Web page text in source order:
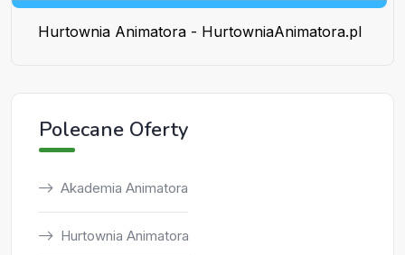
Hurtownia Animatora - HurtowniaAnimatora.pl
Polecane Oferty
Akademia Animatora
Hurtownia Animatora